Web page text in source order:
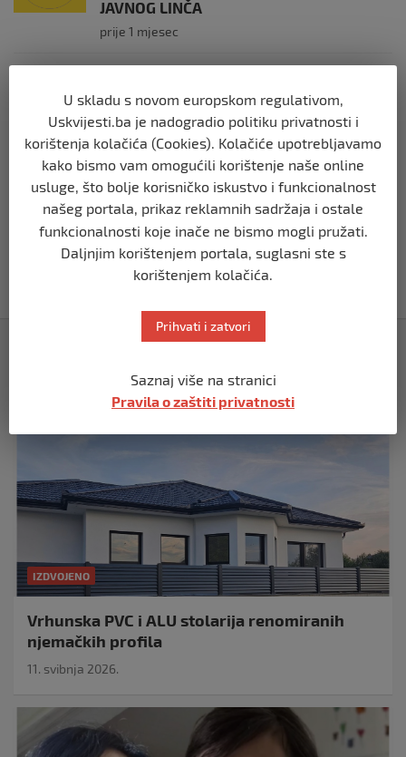
JAVNOG LINČA
prije 1 mjesec
OBILJEŽENE 34 GODINE OD PROGONA
MJEŠTANA I 31 GODINA OD
OSLOBOĐENJA RIPČA
USK
INES DELIĆ: Vrijeme je da se i Unsko-
sanski kanton priključi kampanji „Daj
prednost i kad (ne) vidiš razlog“
prije 2 mjeseca
IZDVOJENO
Vrhunska PVC i ALU stolarija renomiranih
njemačkih profila
11. svibnja 2026.
U skladu s novom europskom regulativom,
Uskvijesti.ba je nadogradio politiku privatnosti i
korištenja kolačića (Cookies). Kolačiće upotrebljavamo
kako bismo vam omogućili korištenje naše online
usluge, što bolje korisničko iskustvo i funkcionalnost
našeg portala, prikaz reklamnih sadržaja i ostale
funkcionalnosti koje inače ne bismo mogli pružati.
Daljnjim korištenjem portala, suglasni ste s
korištenjem kolačića.
Prihvati i zatvori
Saznaj više na stranici
Pravila o zaštiti privatnosti